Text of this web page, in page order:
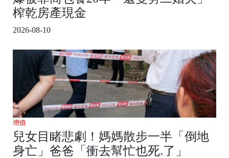
榨乾房產現金
2026-08-10
增值
兒女目睹悲劇！媽媽散步一半「倒地
身亡」爸爸「衝去幫忙也死.了」